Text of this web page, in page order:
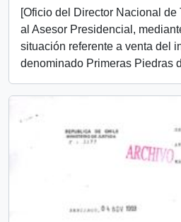
[Oficio del Director Nacional de
al Asesor Presidencial,
situación referente a venta del
denominado Primeras Piedras